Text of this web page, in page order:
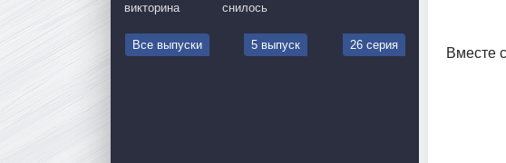
Вместе
викторина
снилось
Все выпуски 5 выпуск 26 серия